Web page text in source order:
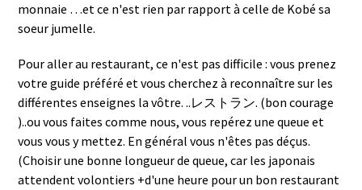
monnaie …et ce n'est rien par rapport à celle de Kobé sa
soeur jumelle.
Pour aller au restaurant, ce n'est pas difficile : vous prenez
votre guide préféré et vous cherchez à reconnaître sur les
différentes enseignes la vôtre. ..レストラン. (bon courage
)..ou vous faites comme nous, vous repérez une queue et
vous vous y mettez. En général vous n'êtes pas déçus.
(Choisir une bonne longueur de queue, car les japonais
attendent volontiers +d'une heure pour un bon restaurant